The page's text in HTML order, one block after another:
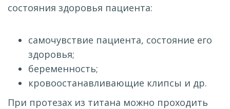
состояния здоровья пациента:
самочувствие пациента, состояние его
здоровья;
беременность;
кровоостанавливающие клипсы и др.
При протезах из титана можно проходить